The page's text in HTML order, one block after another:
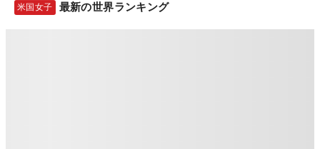
米国女子 最新の世界ランキング